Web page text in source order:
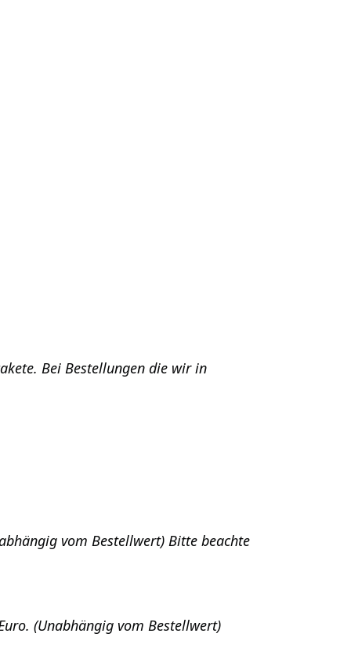
Bei Bestellungen die wir in
vom Bestellwert) Bitte beachte
(Unabhängig vom Bestellwert)